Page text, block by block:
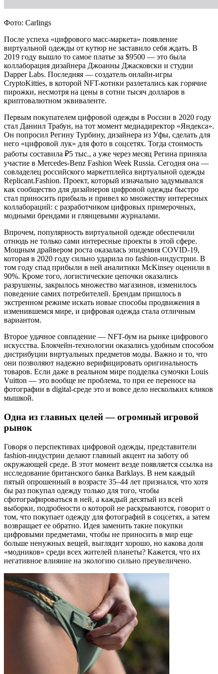
Фото: Carlings
После успеха «цифрового масс-маркета» появление
виртуальной одежды от кутюр не заставило себя ждать. В
2019 году вышло то самое платье за $9500 — это была
коллаборация дизайнера Джоанны Джасковски и студии
Dapper Labs. Последняя — создатель онлайн-игры
CryptoKitties, в которой NFT-котики разлетались как горячие
пирожки, несмотря на цены в сотни тысяч долларов в
криптовалютном эквиваленте.
Первым покупателем цифровой одежды в России в 2020 году
стал Даниил Трабун, на тот момент медиадиректор «Яндекса».
Он попросил Регину Турбину, дизайнера из Уфы, сделать для
него «цифровой лук» для фото в соцсетях. Тогда стоимость
работы составила ₽5 тыс., а уже через месяц Регина приняла
участие в Mercedes-Benz Fashion Week Russia. Cегодня она —
совладелец российского маркетплейса виртуальной одежды
Replicant.Fashion. Проект, который изначально задумывался
как сообщество для дизайнеров цифровой одежды быстро
стал приносить прибыль и привел ко множеству интересных
коллабораций: с разработчиком цифровых примерочных,
модными брендами и глянцевыми журналами.
Впрочем, популярность виртуальной одежде обеспечили
отнюдь не только сами интересные проекты в этой сфере.
Мощным драйвером роста оказалась эпидемия COVID-19,
которая в 2020 году сильно ударила по fashion-индустрии. В
том году спад прибыли в ней аналитики McKinsey оценили в
90%. Кроме того, логистические цепочки оказались
разрушены, закрылось множество магазинов, изменилось
поведение самих потребителей. Брендам пришлось в
экстренном режиме искать новые способы продвижения в
изменившемся мире, и цифровая одежда стала отличным
вариантом.
Второе удачное совпадение — NFT-бум на рынке цифрового
искусства. Блокчейн-технологии оказались удобным способом
дистрибуции виртуальных предметов моды. Важно и то, что
они позволяют надежно верифицировать оригинальность
товаров. Если даже в реальном мире подделка сумочки Louis
Vuitton — это вообще не проблема, то при ее переносе на
фотографии в digital-среде это и вовсе дело нескольких кликов
мышкой.
Одна из главных целей — огромный игровой
рынок
Говоря о перспективах цифровой одежды, представители
fashion-индустрии делают главный акцент на заботу об
окружающей среде. В этот момент везде появляется ссылка на
исследование британского банка Barklays. В нем каждый
пятый опрошенный в возрасте 35–44 лет признался, что хотя
бы раз покупал одежду только для того, чтобы
сфотографироваться в ней, а каждый десятый из всей
выборки, подробности о которой не раскрываются, говорит о
том, что покупает одежду для фотографий в соцсетях, а затем
возвращает ее обратно. Идея заменить такие покупки
цифровыми предметами, чтобы не приносить в мир еще
больше ненужных вещей, выглядит хорошо, но какова доля
«модников» среди всех жителей планеты? Кажется, что их
негативное влияние на экологию сильно преувеличено.